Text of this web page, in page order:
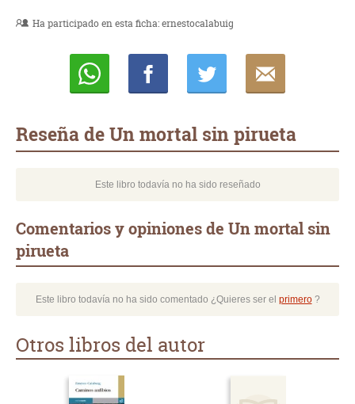
Ha participado en esta ficha:ernestocalabuig
Reseña de Un mortal sin pirueta
Este libro todavía no ha sido reseñado
Comentarios y opiniones de Un mortal sin
pirueta
Este libro todavía no ha sido comentado ¿Quieres ser el primero?
Otros libros del autor